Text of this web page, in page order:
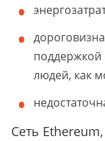
поддержкой
людей, как
Сеть